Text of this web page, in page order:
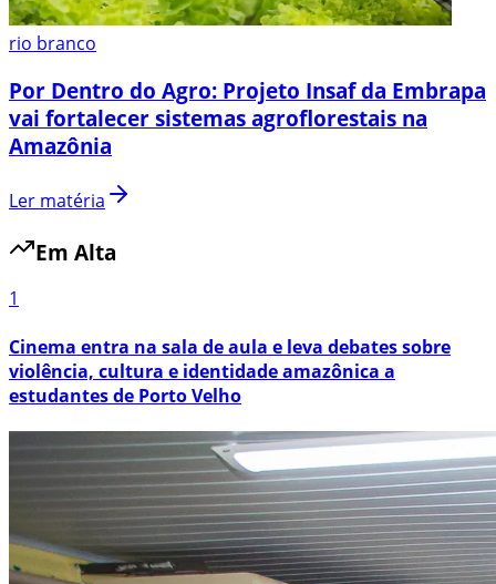
rio branco
Por Dentro do Agro: Projeto Insaf da Embrapa
vai fortalecer sistemas agroflorestais na
Amazônia
Ler matéria
Em Alta
1
Cinema entra na sala de aula e leva debates sobre
violência, cultura e identidade amazônica a
estudantes de Porto Velho